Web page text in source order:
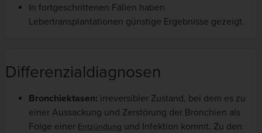
In fortgeschrittenen Fällen haben
Lebertransplantationen günstige Ergebnisse gezeigt.
Differenzialdiagnosen
Bronchiektasen: irreversibler Zustand, bei dem es zu
einer Aussackung und Zerstörung der Bronchien als
Folge einer Entzündung und Infektion kommt. Zu den